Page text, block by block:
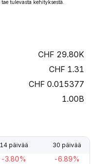
tulevasta kehityksestä.
29.80K
1.31
0.015377
1.00B
14 päivää 30 päivää
-3.80% -6.89%